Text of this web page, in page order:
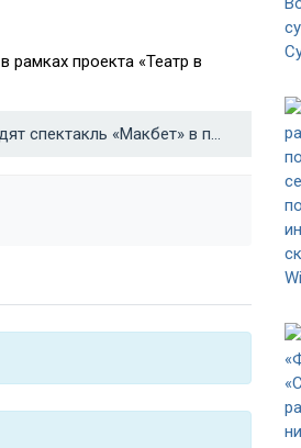
проекта «Театр в
Воронежцы увидят спектакль «Макбет» в постановке лондонского театра →